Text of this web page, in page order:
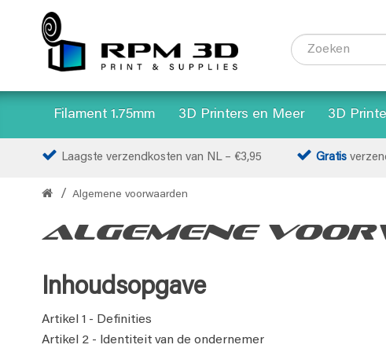
Filament 1.75mm 3D Printers en Meer 3D
Laagste verzendkosten van NL – €3,95 Gratis
Algemene voorwaarden
Algemene
Inhoudsopgave
Artikel 1 - Definities
Artikel 2 - Identiteit van de ondernemer